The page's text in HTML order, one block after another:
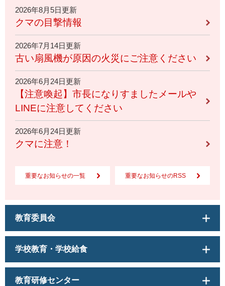
2026年8月5日更新
クマの目撃情報
2026年7月14日更新
古い扇風機が原因の火災にご注意ください
2026年6月24日更新
【注意喚起】市長になりすましたメールや
LINEに注意してください
2026年6月24日更新
クマに注意！
重要なお知らせの一覧 重要なお知らせのRSS
教育委員会
学校教育・学校給食
教育研修センター